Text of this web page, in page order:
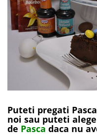
Puteti pregati
noi sau puteti
de Pasca daca nu